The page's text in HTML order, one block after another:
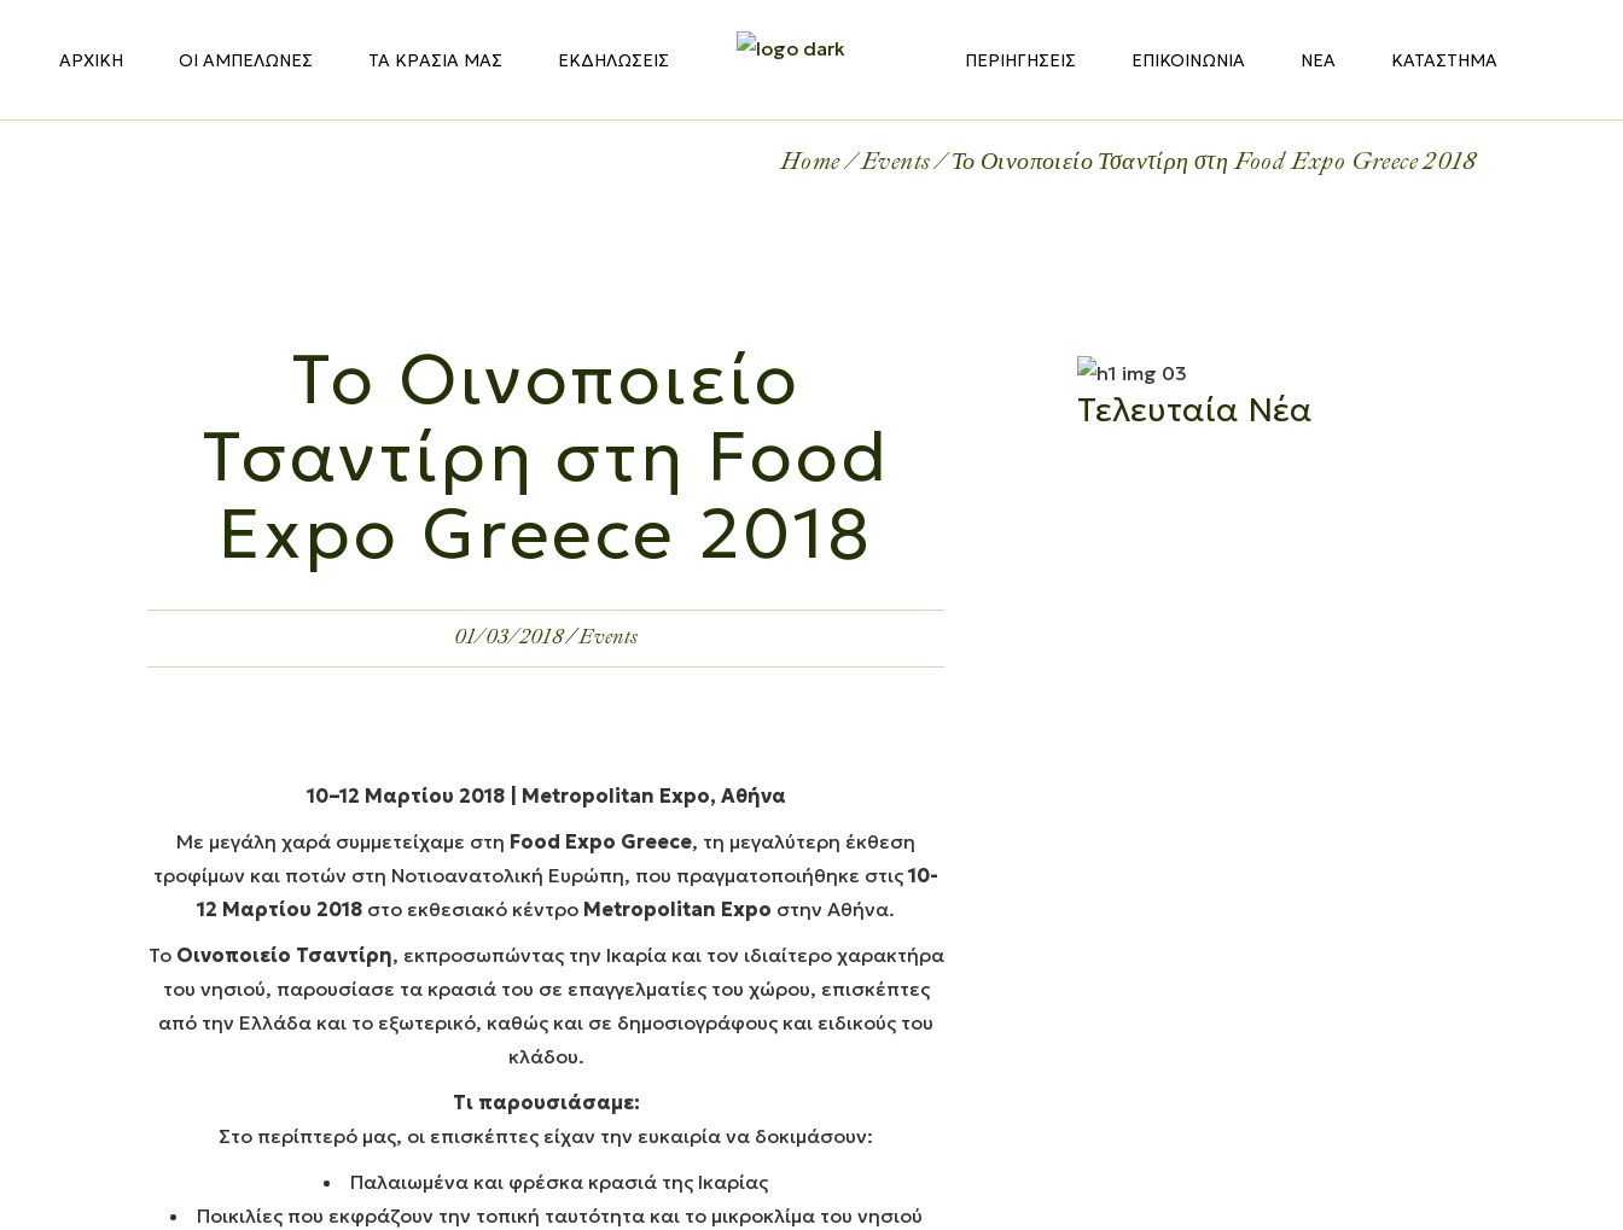
ΑΡΧΙΚΉ ΟΙ ΑΜΠΕΛΏΝΕΣ ΤΑ ΚΡΑΣΙΆ ΜΑΣ ΕΚΔΗΛΏΣΕΙΣ ΠΕΡΙΗΓΉΣΕΙΣ ΕΠΙΚΟΙΝΩΝΊΑ ΝΈΑ ΚΑΤΆΣΤΗΜΑ
Home Events Το Οινοποιείο Τσαντίρη στη Food Expo Greece 2018
Το Οινοποιείο
Τσαντίρη στη Food
Expo Greece 2018
01/03/2018 Events
10–12 Μαρτίου 2018 | Metropolitan Expo, Αθήνα
Με μεγάλη χαρά συμμετείχαμε στη Food Expo Greece, τη μεγαλύτερη έκθεση
τροφίμων και ποτών στη Νοτιοανατολική Ευρώπη, που πραγματοποιήθηκε στις 10-
12 Μαρτίου 2018 στο εκθεσιακό κέντρο Metropolitan Expo στην Αθήνα.
Το Οινοποιείο Τσαντίρη, εκπροσωπώντας την Ικαρία και τον ιδιαίτερο χαρακτήρα
του νησιού, παρουσίασε τα κρασιά του σε επαγγελματίες του χώρου, επισκέπτες
από την Ελλάδα και το εξωτερικό, καθώς και σε δημοσιογράφους και ειδικούς του
κλάδου.
Τι παρουσιάσαμε:
Στο περίπτερό μας, οι επισκέπτες είχαν την ευκαιρία να δοκιμάσουν:
Παλαιωμένα και φρέσκα κρασιά της Ικαρίας
Ποικιλίες που εκφράζουν την τοπική ταυτότητα και το μικροκλίμα του νησιού
Τελευταία Νέα